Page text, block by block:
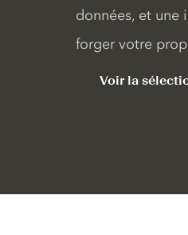
données, et une
forger votre
Voir la